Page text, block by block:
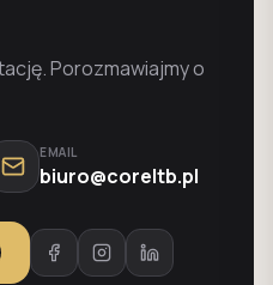
Porozmawiajmy o
EMAIL
biuro@coreltb.pl